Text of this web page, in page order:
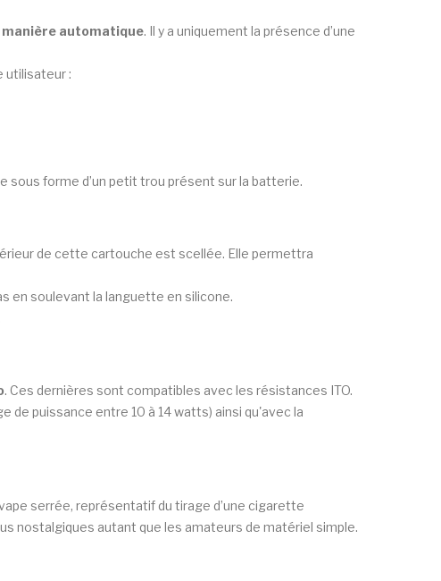
automatique. Il y a uniquement la présence d’une
utilisateur :
sous forme d’un petit trou présent sur la batterie.
de cette cartouche est scellée. Elle permettra
en soulevant la languette en silicone.
. Ces dernières sont compatibles avec les résistances ITO.
de puissance entre 10 à 14 watts) ainsi qu'avec la
serrée, représentatif du tirage d’une cigarette
nostalgiques autant que les amateurs de matériel simple.